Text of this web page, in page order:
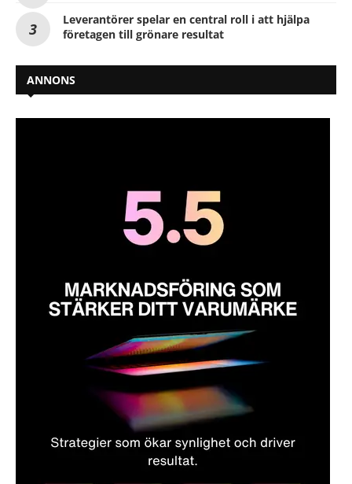
Leverantörer spelar en central roll i att hjälpa
företagen till grönare resultat
ANNONS